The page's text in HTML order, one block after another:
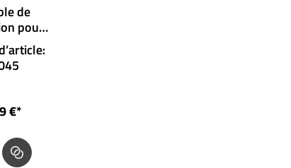
de
pour
avec 3
€*